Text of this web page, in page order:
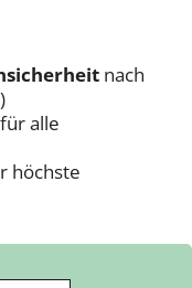
nach
für alle
höchste